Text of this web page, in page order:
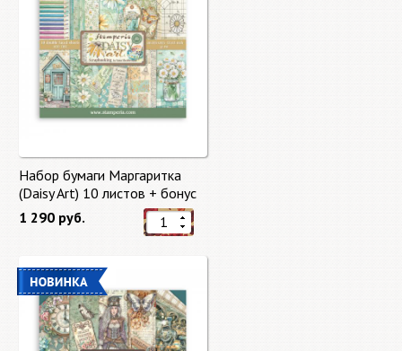
Набор бумаги Маргаритка
(Daisy Art) 10 листов + бонус
от Stamperia
1 290 руб.